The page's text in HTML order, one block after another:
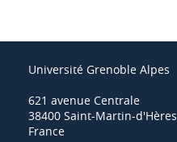
Université Grenoble Alpes
621 avenue Centrale
38400 Saint-Martin-d'Hères
France